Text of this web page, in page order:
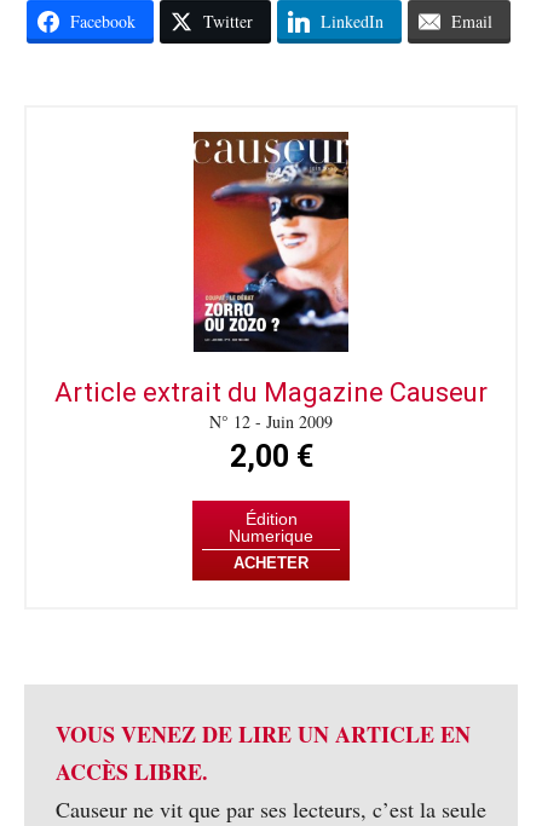
Facebook Twitter LinkedIn Email
Article extrait du Magazine Causeur
N° 12 - Juin 2009
2,00 €
Édition
Numerique
ACHETER
VOUS VENEZ DE LIRE UN ARTICLE EN
ACCÈS LIBRE.
Causeur ne vit que par ses lecteurs, c’est la seule